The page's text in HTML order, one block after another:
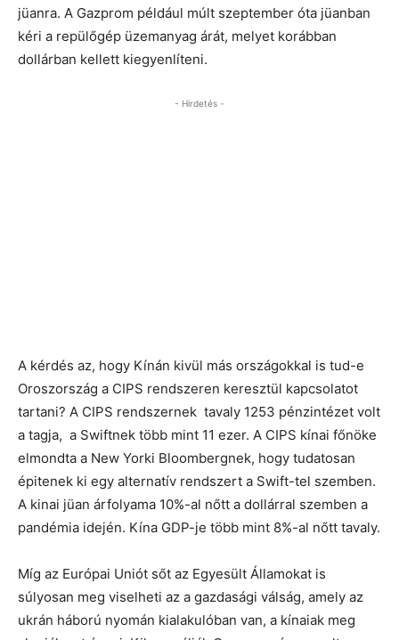
jüanra. A Gazprom például múlt szeptember óta jüanban
kéri a repülőgép üzemanyag árát, melyet korábban
dollárban kellett kiegyenlíteni.
- Hirdetés -
A kérdés az, hogy Kínán kivül más országokkal is tud-e
Oroszország a CIPS rendszeren keresztül kapcsolatot
tartani? A CIPS rendszernek tavaly 1253 pénzintézet volt
a tagja, a Swiftnek több mint 11 ezer. A CIPS kínai főnöke
elmondta a New Yorki Bloombergnek, hogy tudatosan
épitenek ki egy alternatív rendszert a Swift-tel szemben.
A kinai jüan árfolyama 10%-al nőtt a dollárral szemben a
pandémia idején. Kína GDP-je több mint 8%-al nőtt tavaly.
Míg az Európai Uniót sőt az Egyesült Államokat is
súlyosan meg viselheti az a gazdasági válság, amely az
ukrán háború nyomán kialakulóban van, a kínaiak meg